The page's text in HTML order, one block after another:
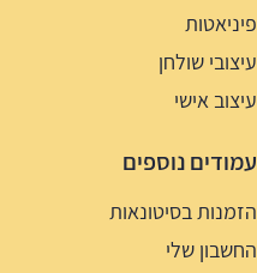
פיניאטות
עיצובי שולחן
עיצוב אישי
עמודים נוספים
הזמנות בסיטונאות
החשבון שלי